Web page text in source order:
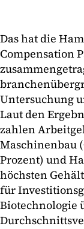
Das hat die
Compensation
Untersuchung
Laut den
zahlen
Maschinenbau
Prozent) und
höchsten
für
Biotechnologie